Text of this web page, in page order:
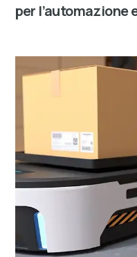
per l’automazione